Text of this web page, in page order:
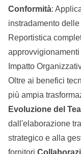
Conformità:
instradamento
Reportistica
approvvigionamenti
Impatto
Oltre ai benefici
più ampia
Evoluzione del
dall'elaborazione
strategico e alla
fornitori